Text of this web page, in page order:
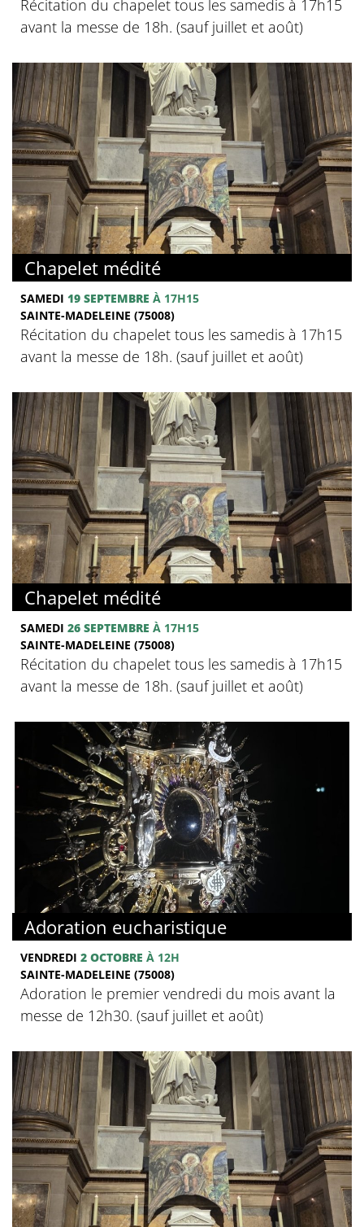
Récitation du chapelet tous les samedis à 17h15
avant la messe de 18h. (sauf juillet et août)
Chapelet médité
SAMEDI 19 SEPTEMBRE À 17H15
SAINTE-MADELEINE (75008)
Récitation du chapelet tous les samedis à 17h15
avant la messe de 18h. (sauf juillet et août)
Chapelet médité
SAMEDI 26 SEPTEMBRE À 17H15
SAINTE-MADELEINE (75008)
Récitation du chapelet tous les samedis à 17h15
avant la messe de 18h. (sauf juillet et août)
Adoration eucharistique
VENDREDI 2 OCTOBRE À 12H
SAINTE-MADELEINE (75008)
Adoration le premier vendredi du mois avant la
messe de 12h30. (sauf juillet et août)